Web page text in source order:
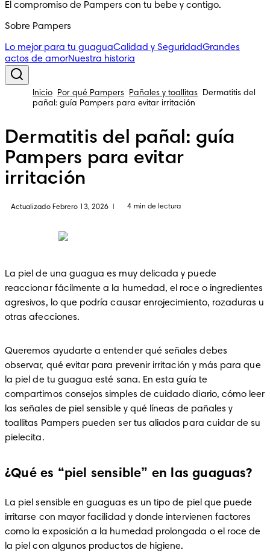
El compromiso de Pampers con tu bebe y contigo.
Sobre Pampers
Lo mejor para tu guaguaCalidad y SeguridadGrandes
actos de amorNuestra historia
Inicio Por qué Pampers Pañales y toallitas
Dermatitis del
pañal: guía Pampers para evitar irritación
Dermatitis del pañal: guía
Pampers para evitar
irritación
Actualizado Febrero 13, 2026 4 min de lectura
La piel de una guagua es muy delicada y puede
reaccionar fácilmente a la humedad, el roce o ingredientes
agresivos, lo que podría causar enrojecimiento, rozaduras u
otras afecciones.
Queremos ayudarte a entender qué señales debes
observar, qué evitar para prevenir irritación y más para que
la piel de tu guagua esté sana. En esta guía te
compartimos consejos simples de cuidado diario, cómo leer
las señales de piel sensible y qué líneas de pañales y
toallitas Pampers pueden ser tus aliados para cuidar de su
pielecita.
¿Qué es “piel sensible” en las guaguas?
La piel sensible en guaguas es un tipo de piel que puede
irritarse con mayor facilidad y donde intervienen factores
como la exposición a la humedad prolongada o el roce de
la piel con algunos productos de higiene.